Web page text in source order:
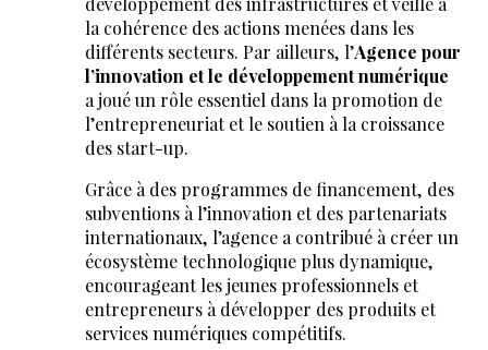
la cohérence des actions menées dans les
différents secteurs. Par ailleurs, l’Agence pour
l’innovation et le développement numérique
a joué un rôle essentiel dans la promotion de
l’entrepreneuriat et le soutien à la croissance
des start-up.
Grâce à des programmes de financement, des
subventions à l’innovation et des partenariats
internationaux, l’agence a contribué à créer un
écosystème technologique plus dynamique,
encourageant les jeunes professionnels et
entrepreneurs à développer des produits et
services numériques compétitifs.